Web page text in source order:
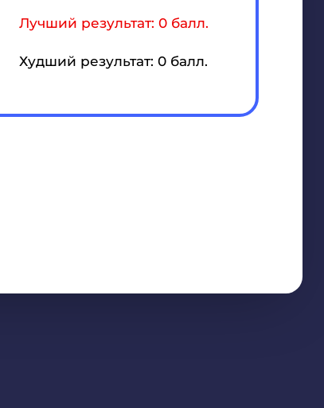
Лучший результат: 0 балл.
Худший результат: 0 балл.